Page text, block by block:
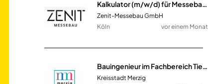
Kalkulator (m/w/d) für Messebau und Innenausbau
Zenit-Messebau GmbH
Köln
vor einem Monat
Kreisstadt Merzig